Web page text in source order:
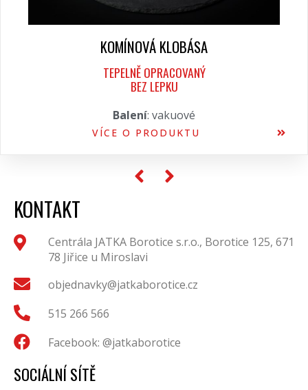
KOMÍNOVÁ KLOBÁSA
TEPELNĚ OPRACOVANÝ
BEZ LEPKU
Balení: vakuové
VÍCE O PRODUKTU
KONTAKT
Centrála JATKA Borotice s.r.o., Borotice 125, 671
78 Jiřice u Miroslavi
objednavky@jatkaborotice.cz
515 266 566
Facebook: @jatkaborotice
SOCIÁLNÍ SÍTĚ